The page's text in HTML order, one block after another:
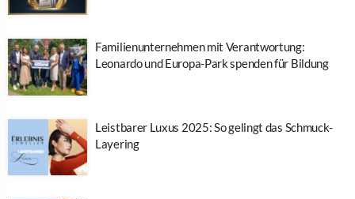
Familienunternehmen mit Verantwortung:
Leonardo und Europa-Park spenden für Bildung
Leistbarer Luxus 2025: So gelingt das Schmuck-
Layering